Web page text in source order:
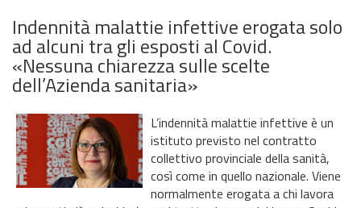
Indennità malattie infettive erogata solo
ad alcuni tra gli esposti al Covid.
«Nessuna chiarezza sulle scelte
dell’Azienda sanitaria»
L’indennità malattie infettive è un
istituto previsto nel contratto
collettivo provinciale della sanità,
così come in quello nazionale. Viene
normalmente erogata a chi lavora